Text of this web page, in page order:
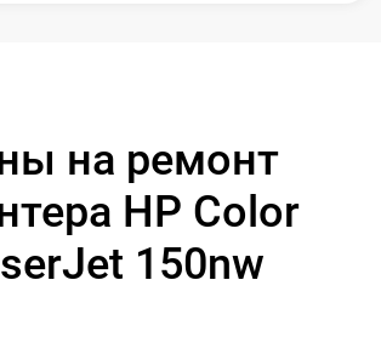
на ремонт
HP Color
150nw